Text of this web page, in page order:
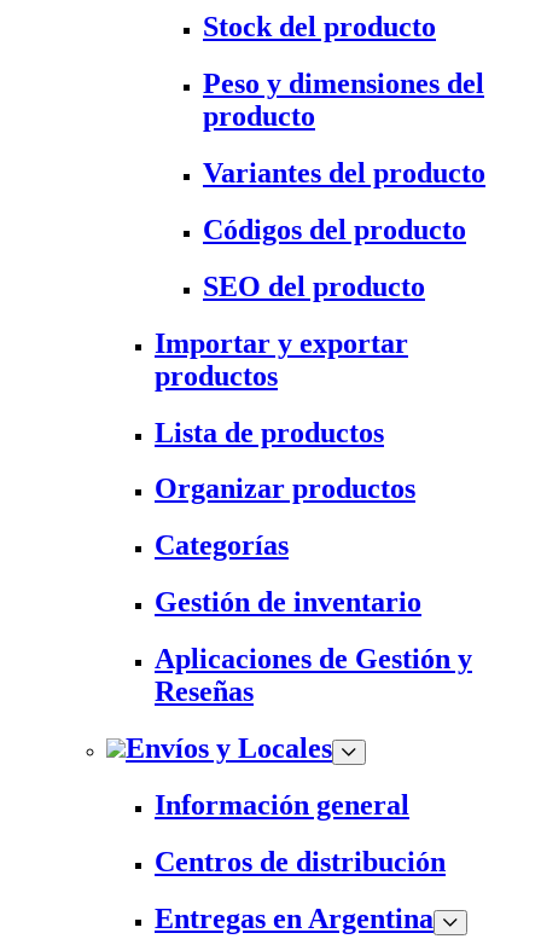
Stock del producto
Peso y dimensiones del
producto
Variantes del producto
Códigos del producto
SEO del producto
Importar y exportar
productos
Lista de productos
Organizar productos
Categorías
Gestión de inventario
Aplicaciones de Gestión y
Reseñas
Envíos y Locales
Información general
Centros de distribución
Entregas en Argentina